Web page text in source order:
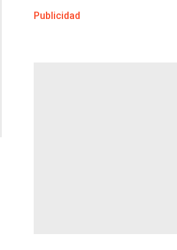
Publicidad